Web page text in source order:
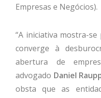
Empresas e Negócios).
“A iniciativa mostra-
converge à
abertura de
advogado Daniel
obsta que as